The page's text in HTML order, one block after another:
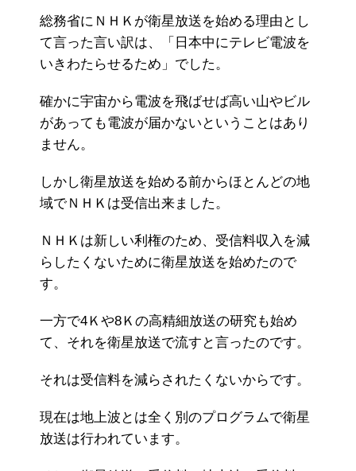
総務省にＮＨＫが衛星放送を始める理由とし
て言った言い訳は、「日本中にテレビ電波を
いきわたらせるため」でした。
確かに宇宙から電波を飛ばせば高い山やビル
があっても電波が届かないということはあり
ません。
しかし衛星放送を始める前からほとんどの地
域でＮＨＫは受信出来ました。
ＮＨＫは新しい利権のため、受信料収入を減
らしたくないために衛星放送を始めたので
す。
一方で4Ｋや8Ｋの高精細放送の研究も始め
て、それを衛星放送で流すと言ったのです。
それは受信料を減らされたくないからです。
現在は地上波とは全く別のプログラムで衛星
放送は行われています。